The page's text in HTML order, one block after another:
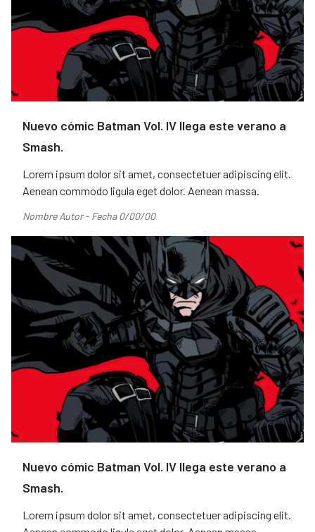
Nuevo cómic Batman Vol. IV llega este verano a
Smash.
Lorem ipsum dolor sit amet, consectetuer adipiscing elit.
Aenean commodo ligula eget dolor. Aenean massa.
Nombre Autor - Fecha 0/00/00
Nuevo cómic Batman Vol. IV llega este verano a
Smash.
Lorem ipsum dolor sit amet, consectetuer adipiscing elit.